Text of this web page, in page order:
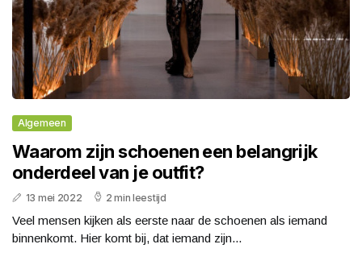
Algemeen
Waarom zijn schoenen een belangrijk
onderdeel van je outfit?
13 mei 2022 2 min leestijd
Veel mensen kijken als eerste naar de schoenen als iemand
binnenkomt. Hier komt bij, dat iemand zijn...